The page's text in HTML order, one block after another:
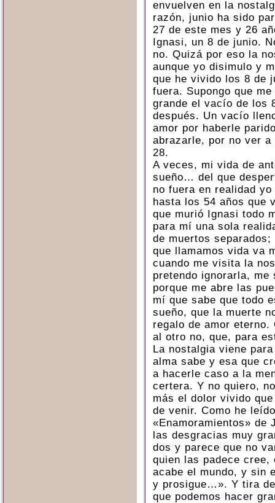
envuelven en la
razón, junio ha sido
27 de este mes y 26
Ignasi, un 8 de junio.
no. Quizá por eso la
aunque yo disimulo y
que he vivido los 8 de
fuera. Supongo que
grande el vacío de los
después. Un vacío
amor por haberle
abrazarle, por no ver
28.
A veces, mi vida de
sueño… del que
no fuera en realidad
hasta los 54 años que
que murió Ignasi todo
para mí una sola
de muertos
que llamamos vida va
cuando me visita la
pretendo ignorarla, me
porque me abre las
mí que sabe que todo
sueño, que la muerte
regalo de amor
al otro no, que, para
La nostalgia viene
alma sabe y esa que
a hacerle caso a la
certera. Y no quiero,
más el dolor vivido
de venir. Como he
«Enamoramientos»
las desgracias muy
dos y parece que no
quien las padece
acabe el mundo, y sin
y prosigue…». Y tira
que podemos hacer